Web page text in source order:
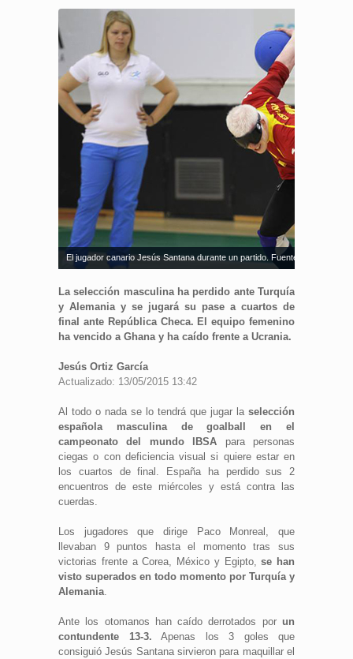
El jugador canario Jesús Santana durante un partido. Fuente: IBSA Goalball
La selección masculina ha perdido ante Turquía
y Alemania y se jugará su pase a cuartos de
final ante República Checa. El equipo femenino
ha vencido a Ghana y ha caído frente a Ucrania.
Jesús Ortiz García
Actualizado: 13/05/2015 13:42
Al todo o nada se lo tendrá que jugar la selección
española masculina de goalball en el
campeonato del mundo IBSA para personas
ciegas o con deficiencia visual si quiere estar en
los cuartos de final. España ha perdido sus 2
encuentros de este miércoles y está contra las
cuerdas.
Los jugadores que dirige Paco Monreal, que
llevaban 9 puntos hasta el momento tras sus
victorias frente a Corea, México y Egipto,se han
visto superados en todo momento por Turquía y
Alemania.
Ante los otomanos han caído derrotados por un
contundente 13-3. Apenas los 3 goles que
consiguió Jesús Santana sirvieron para maquillar el